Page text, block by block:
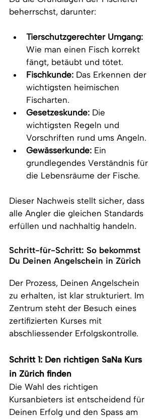
beherrschst, darunter:
Tierschutzgerechter Umgang:
Wie man einen Fisch korrekt
fängt, betäubt und tötet.
Fischkunde: Das Erkennen der
wichtigsten heimischen
Fischarten.
Gesetzeskunde: Die
wichtigsten Regeln und
Vorschriften rund ums Angeln.
Gewässerkunde: Ein
grundlegendes Verständnis für
die Lebensräume der Fische.
Dieser Nachweis stellt sicher, dass
alle Angler die gleichen Standards
erfüllen und nachhaltig handeln.
Schritt-für-Schritt: So bekommst
Du Deinen Angelschein in Zürich
Der Prozess, Deinen Angelschein
zu erhalten, ist klar strukturiert. Im
Zentrum steht der Besuch eines
zertifizierten Kurses mit
abschliessender Erfolgskontrolle.
Schritt 1: Den richtigen SaNa Kurs
in Zürich finden
Die Wahl des richtigen
Kursanbieters ist entscheidend für
Deinen Erfolg und den Spass am